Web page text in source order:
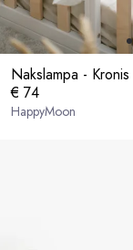
Nakslampa - Kronis
€ 74
HappyMoon